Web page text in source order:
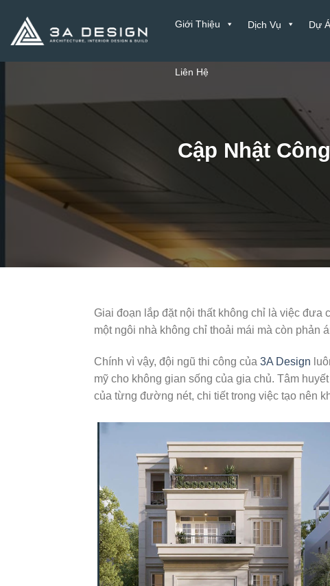
nội
dung
Giới Thiệu Dịch Vụ Dự
Liên Hệ
Cập Nhật
Giai đoạn lắp đặt nội thất không chỉ là việc đưa
một ngôi nhà không chỉ thoải mái mà còn phản
Chính vì vậy, đội ngũ thi công của 3A Design
mỹ cho không gian sống của gia chủ. Tâm
của từng đường nét, chi tiết trong việc tạo nên